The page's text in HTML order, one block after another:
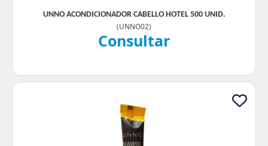
UNNO ACONDICIONADOR CABELLO HOTEL 500 UNID.
(UNNO02)
Consultar